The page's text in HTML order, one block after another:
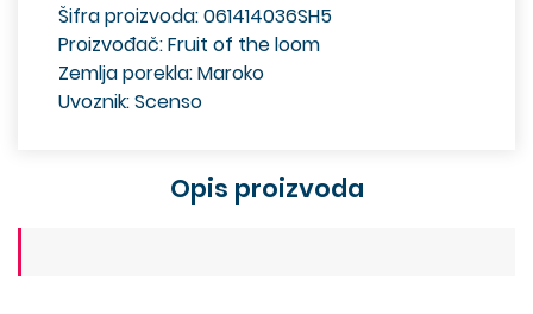
Šifra proizvoda: 061414036SH5
Proizvođač: Fruit of the loom
Zemlja porekla: Maroko
Uvoznik: Scenso
Opis proizvoda